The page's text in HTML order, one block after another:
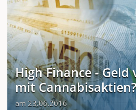
High Finance - Geld
mit Cannabisaktien?
am 23.06.2016